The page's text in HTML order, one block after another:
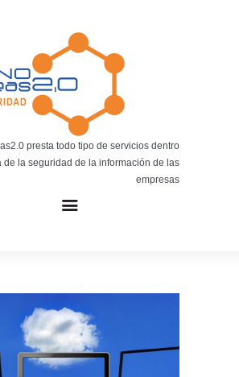
presta todo tipo de servicios dentro
de la seguridad de la información de las
empresas
TECNOIDEAS
Noticias tecnológicas.